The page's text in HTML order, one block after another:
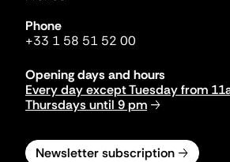
Phone
+33 1 58 51 52 00
Opening days and hours
Every day except Tuesday from
Thursdays until 9 pm
Newsletter subscription